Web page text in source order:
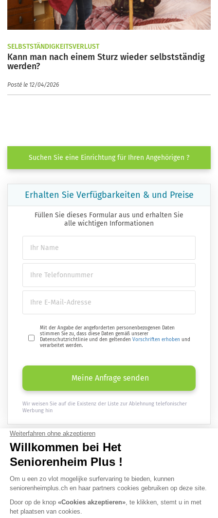
SELBSTSTÄNDIGKEITSVERLUST
Kann man nach einem Sturz wieder selbstständig
werden?
Posté le 12/04/2026
Suchen Sie eine Einrichtung für Ihren Angehörigen ?
Erhalten Sie Verfügbarkeiten & und Preise
Füllen Sie dieses Formular aus und erhalten Sie
alle wichtigen Informationen
Mit der Angabe der angeforderten personenbezogenen Daten
stimmen Sie zu, dass diese Daten gemäß unserer
Datenschutzrichtlinie und den geltendenVorschriften erhoben und
verarbeitet werden.
Meine Anfrage senden
Wir weisen Sie auf die Existenz der Liste zur Ablehnung telefonischer
Werbung hin
Erhalten
direkt per E-Mail :
OK